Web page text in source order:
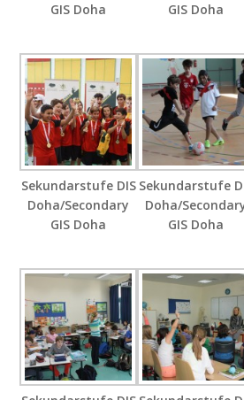
GIS Doha
GIS Doha
Sekundarstufe DIS
Doha/Secondary
GIS Doha
Sekundarstufe
Doha/
GIS Doha